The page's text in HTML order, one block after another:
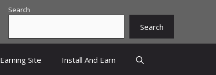
Search
Search
Earning Site Install And Earn